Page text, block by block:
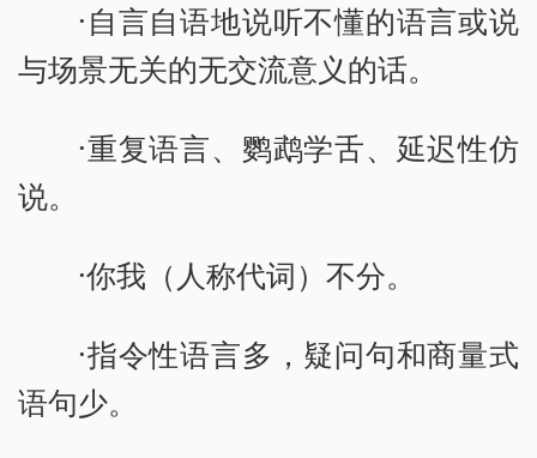
·自言自语地说听不懂的语言或说
与场景无关的无交流意义的话。
·重复语言、鹦鹉学舌、延迟性仿
说。
·你我（人称代词）不分。
·指令性语言多，疑问句和商量式
语句少。